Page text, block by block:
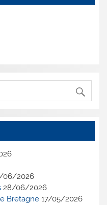
06/2026
28/06/2026
Bretagne 17/05/2026